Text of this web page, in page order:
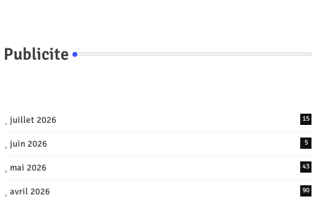
Publicite
juillet 2026 15
juin 2026 5
mai 2026 43
avril 2026 90